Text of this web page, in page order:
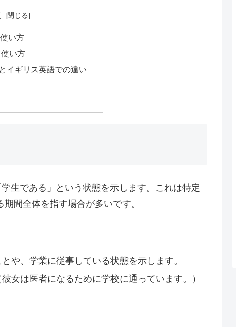
い方
い方
イギリス英語での違い
生である」という状態を示します。これは特定
間全体を指す場合が多いです。
や、学業に従事している状態を示します。
女は医者になるために学校に通っています。）